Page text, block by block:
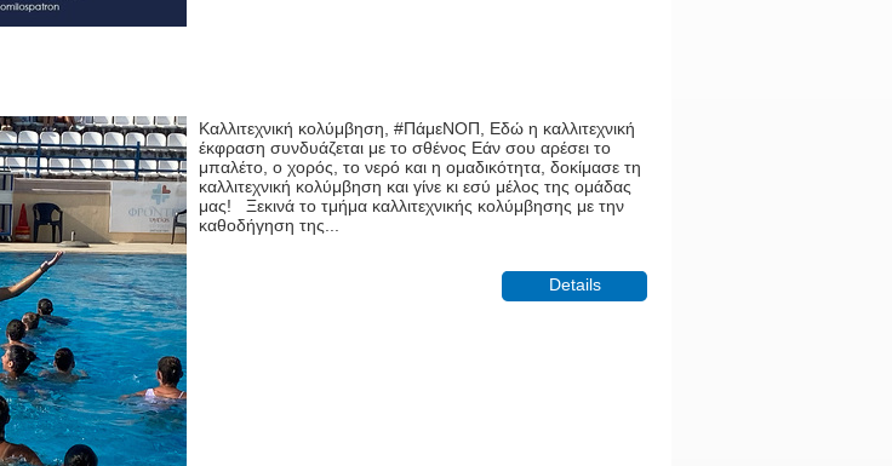
Καλλιτεχνική κολύμβηση, #ΠάμεΝΟΠ, Εδώ η καλλιτεχνική
έκφραση συνδυάζεται με το σθένος Εάν σου αρέσει το
μπαλέτο, ο χορός, το νερό και η ομαδικότητα, δοκίμασε τη
καλλιτεχνική κολύμβηση και γίνε κι εσύ μέλος της ομάδας
μας! Ξεκινά το τμήμα καλλιτεχνικής κολύμβησης με την
καθοδήγηση της...
Details